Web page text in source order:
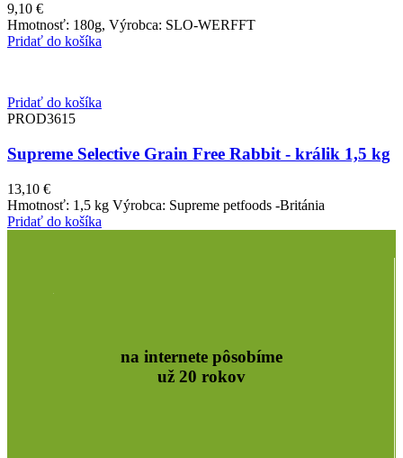
9,10 €
Hmotnosť: 180g, Výrobca: SLO-WERFFT
Pridať do košíka
Pridať do košíka
PROD3615
Supreme Selective Grain Free Rabbit - králik 1,5 kg
13,10 €
Hmotnosť: 1,5 kg Výrobca: Supreme petfoods -Británia
Pridať do košíka
na internete pôsobíme
už 20 rokov